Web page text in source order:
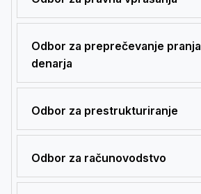
Odbor za preprečevanje pranja
denarja
Odbor za prestrukturiranje
Odbor za računovodstvo